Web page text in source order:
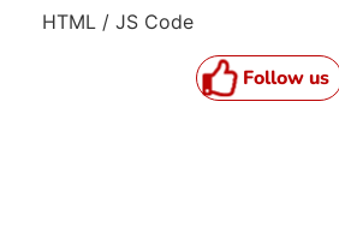
HTML / JS Code
Follow us